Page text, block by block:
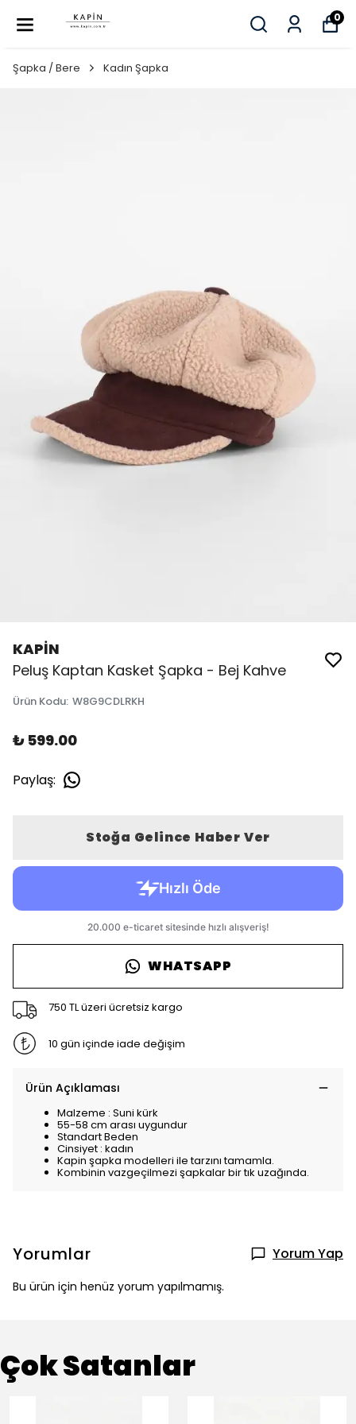
0
Şapka / Bere Kadın Şapka
KAPİN
Peluş Kaptan Kasket Şapka - Bej Kahve
Ürün Kodu: W8G9CDLRKH
₺ 599.00
Paylaş:
Stoğa Gelince Haber Ver
WHATSAPP
750 TL üzeri ücretsiz kargo
10 gün içinde iade değişim
Ürün Açıklaması
Malzeme : Suni kürk
55-58 cm arası uygundur
Standart Beden
Cinsiyet : kadın
Kapin şapka modelleri ile tarzını tamamla.
Kombinin vazgeçilmezi şapkalar bir tık uzağında.
Yorumlar Yorum Yap
Bu ürün için henüz yorum yapılmamış.
Çok Satanlar